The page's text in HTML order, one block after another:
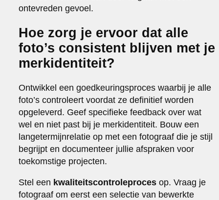
ontevreden gevoel.
Hoe zorg je ervoor dat alle
foto’s consistent blijven met je
merkidentiteit?
Ontwikkel een goedkeuringsproces waarbij je alle
foto’s controleert voordat ze definitief worden
opgeleverd. Geef specifieke feedback over wat
wel en niet past bij je merkidentiteit. Bouw een
langetermijnrelatie op met een fotograaf die je stijl
begrijpt en documenteer jullie afspraken voor
toekomstige projecten.
Stel een kwaliteitscontroleproces op. Vraag je
fotograaf om eerst een selectie van bewerkte